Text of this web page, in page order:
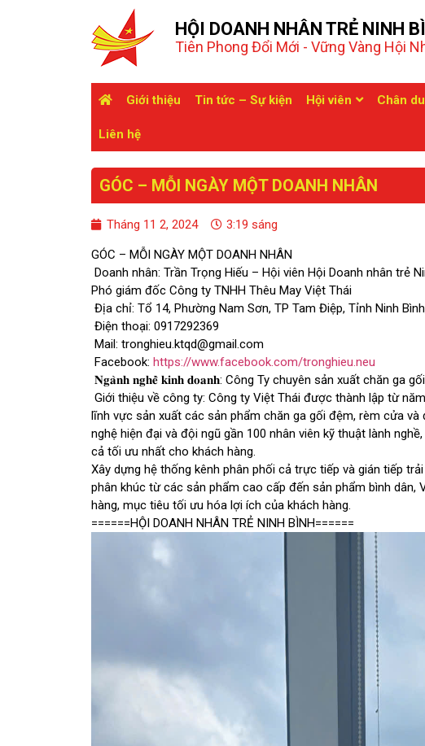
HỘI DOANH NHÂN TRẺ NINH
Tiên Phong Đổi Mới - Vững Vàng Hội
Giới thiệu Tin tức – Sự kiện Hội viên Chân
Liên hệ
GÓC – MỖI NGÀY MỘT DOANH NHÂN
Tháng 11 2, 2024 3:19 sáng
GÓC – MỖI NGÀY MỘT DOANH NHÂN
Doanh nhân: Trần Trọng Hiếu – Hội viên Hội Doanh nhân trẻ
Phó giám đốc Công ty TNHH Thêu May Việt Thái
Địa chỉ: Tổ 14, Phường Nam Sơn, TP Tam Điệp, Tỉnh Ninh
Điện thoại: 0917292369
Mail: tronghieu.ktqd@gmail.com
Facebook: https://www.facebook.com/tronghieu.neu
𝐍𝐠𝐚̀𝐧𝐡 𝐧𝐠𝐡𝐞̂̀ 𝐤𝐢𝐧𝐡 𝐝𝐨𝐚𝐧𝐡: Công Ty chuyên sản xuất chăn ga
Giới thiệu về công ty: Công ty Việt Thái được thành lập từ
lĩnh vực sản xuất các sản phẩm chăn ga gối đệm, rèm cửa
nghệ hiện đại và đội ngũ gần 100 nhân viên kỹ thuật lành
cả tối ưu nhất cho khách hàng.
Xây dựng hệ thống kênh phân phối cả trực tiếp và gián tiếp
phân khúc từ các sản phẩm cao cấp đến sản phẩm bình
hàng, mục tiêu tối ưu hóa lợi ích của khách hàng.
======HỘI DOANH NHÂN TRẺ NINH BÌNH======